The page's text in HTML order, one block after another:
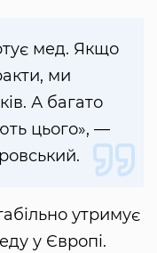
мед. Якщо
ми
А багато
цього», —
утримує
у Європі.